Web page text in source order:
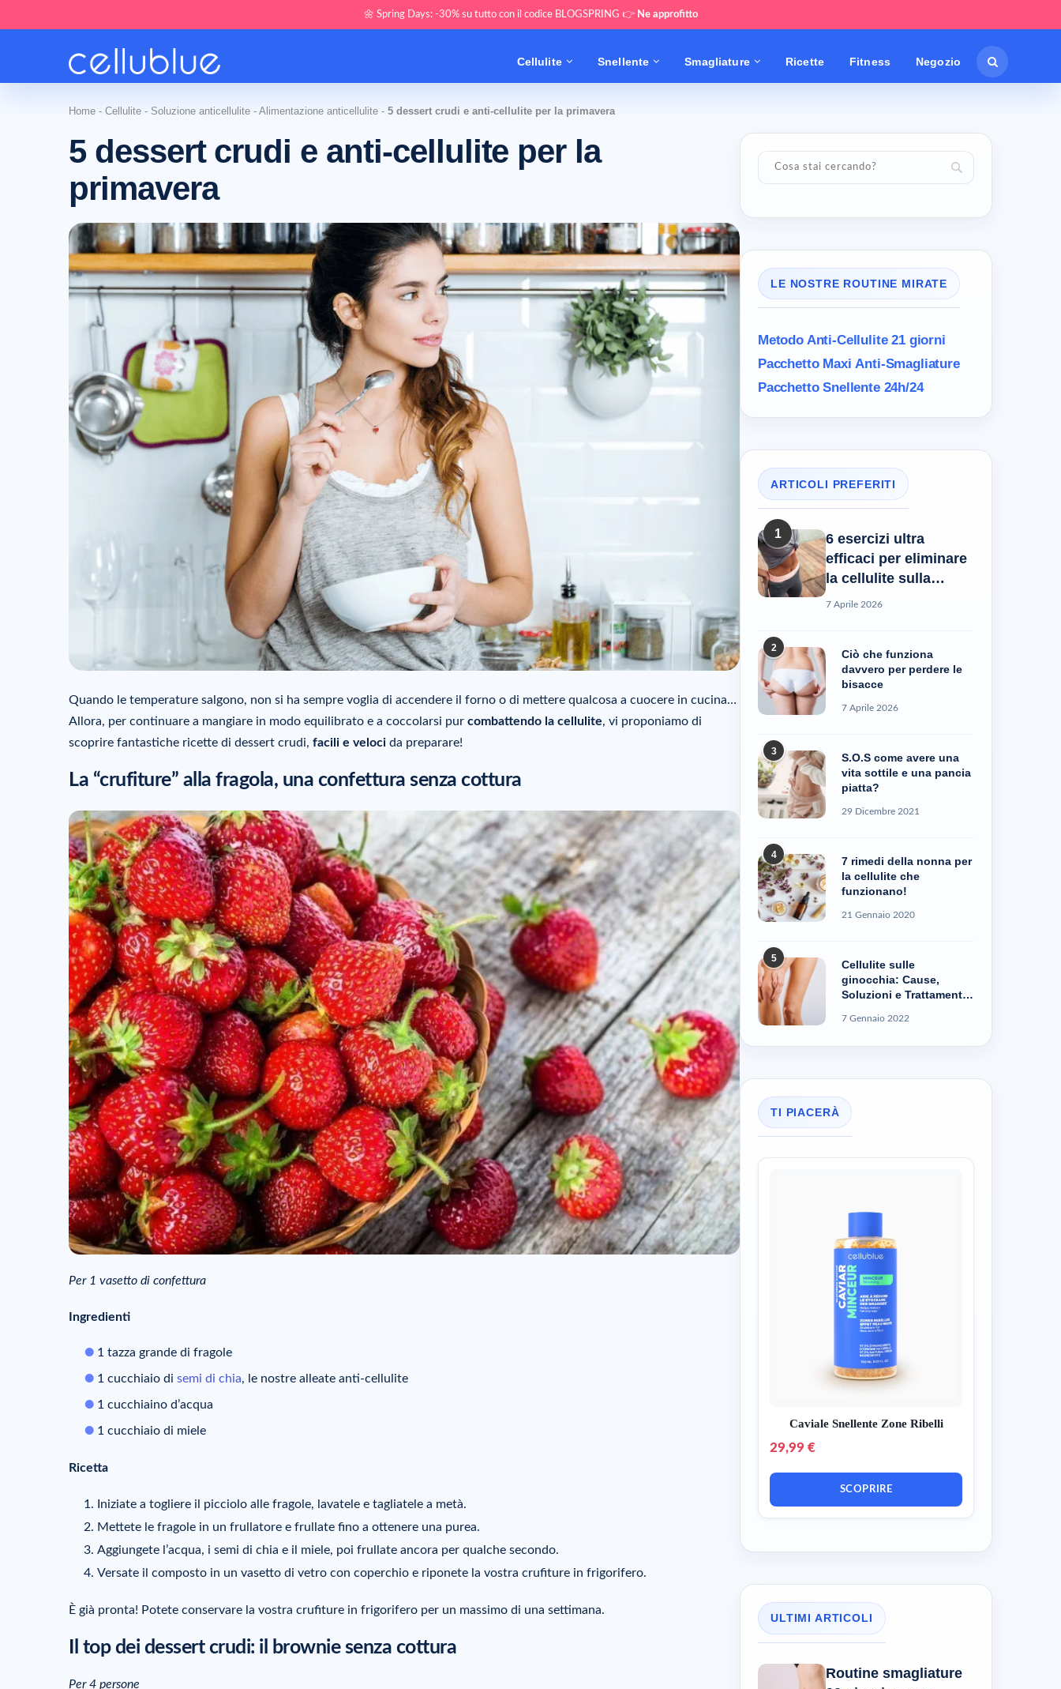
🌼 Spring Days: -30% su tutto con il codice BLOGSPRING 👉 Ne approfitto
Cellulite Snellente Smagliature Ricette Fitness Negozio
Home - Cellulite - Soluzione anticellulite - Alimentazione anticellulite - 5 dessert crudi e anti-cellulite per la primavera
5 dessert crudi e anti-cellulite per la
primavera
Quando le temperature salgono, non si ha sempre voglia di accendere il forno o di mettere qualcosa a cuocere in cucina…
Allora, per continuare a mangiare in modo equilibrato e a coccolarsi pur combattendo la cellulite, vi proponiamo di
scoprire fantastiche ricette di dessert crudi, facili e veloci da preparare!
La “crufiture” alla fragola, una confettura senza cottura
Per 1 vasetto di confettura
Ingredienti
1 tazza grande di fragole
1 cucchiaio di semi di chia, le nostre alleate anti-cellulite
1 cucchiaino d’acqua
1 cucchiaio di miele
Ricetta
Iniziate a togliere il picciolo alle fragole, lavatele e tagliatele a metà.
Mettete le fragole in un frullatore e frullate fino a ottenere una purea.
Aggiungete l’acqua, i semi di chia e il miele, poi frullate ancora per qualche secondo.
Versate il composto in un vasetto di vetro con coperchio e riponete la vostra crufiture in frigorifero.
È già pronta! Potete conservare la vostra crufiture in frigorifero per un massimo di una settimana.
Il top dei dessert crudi: il brownie senza cottura
Per 4 persone
LE NOSTRE ROUTINE MIRATE
Metodo Anti-Cellulite21 giorni
Pacchetto MaxiAnti-Smagliature
Pacchetto Snellente 24h/24
ARTICOLI PREFERITI
1
6 esercizi ultra
efficaci per eliminare
la cellulite sulla
pancia
7 Aprile 2026
2
Ciò che funziona
davvero per perdere le
bisacce
7 Aprile 2026
3
S.O.S come avere una
vita sottile e una pancia
piatta?
29 Dicembre 2021
4
7 rimedi della nonna per
la cellulite che
funzionano!
21 Gennaio 2020
5
Cellulite sulle
ginocchia: Cause,
Soluzioni e Trattamenti
7 Gennaio 2022
TI PIACERÀ
Caviale Snellente Zone Ribelli
29,99 €
SCOPRIRE
ULTIMI ARTICOLI
Routine smagliature